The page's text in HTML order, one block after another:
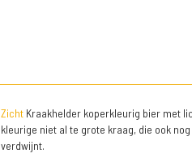
ZichtKraakhelder koperkleurig bier met
kleurige niet al te grote kraag, die ook
verdwijnt.